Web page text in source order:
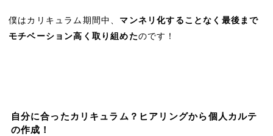
僕はカリキュラム期間中、 マンネリ化することなく最後まで
モチベーション高く取り組めたのです！
自分に合ったカリキュラム？ヒアリングから個人カルテ
の作成！